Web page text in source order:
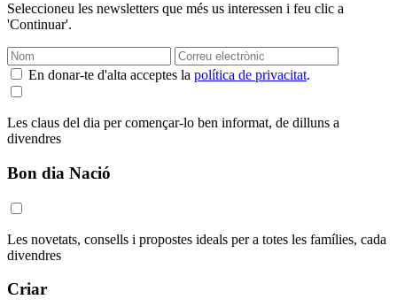
Seleccioneu les newsletters que més us interessen i feu clic a
'Continuar'.
En donar-te d'alta acceptes la política de privacitat.
Les claus del dia per començar-lo ben informat, de dilluns a
divendres
Bon dia Nació
Les novetats, consells i propostes ideals per a totes les famílies, cada
divendres
Criar